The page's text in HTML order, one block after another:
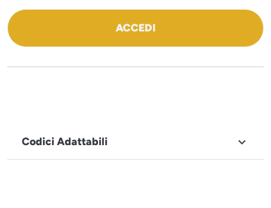
ACCEDI
Codici Adattabili 